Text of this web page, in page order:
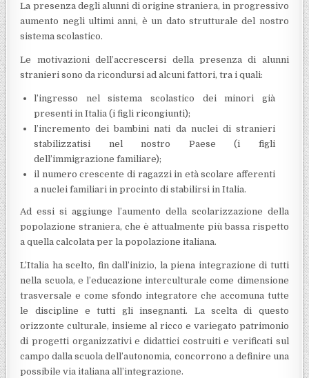
La presenza degli alunni di origine straniera, in progressivo
aumento negli ultimi anni, è un dato strutturale del nostro
sistema scolastico.
Le motivazioni dell’accrescersi della presenza di alunni
stranieri sono da ricondursi ad alcuni fattori, tra i quali:
l’ingresso nel sistema scolastico dei minori già
presenti in Italia (i figli ricongiunti);
l’incremento dei bambini nati da nuclei di stranieri
stabilizzatisi nel nostro Paese (i figli
dell’immigrazione familiare);
il numero crescente di ragazzi in età scolare afferenti
a nuclei familiari in procinto di stabilirsi in Italia.
Ad essi si aggiunge l’aumento della scolarizzazione della
popolazione straniera, che è attualmente più bassa rispetto
a quella calcolata per la popolazione italiana.
L’Italia ha scelto, fin dall’inizio, la piena integrazione di tutti
nella scuola, e l’educazione interculturale come dimensione
trasversale e come sfondo integratore che accomuna tutte
le discipline e tutti gli insegnanti. La scelta di questo
orizzonte culturale, insieme al ricco e variegato patrimonio
di progetti organizzativi e didattici costruiti e verificati sul
campo dalla scuola dell’autonomia, concorrono a definire una
possibile via italiana all’integrazione.